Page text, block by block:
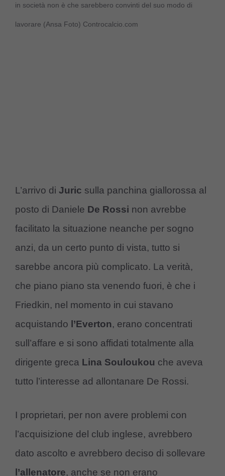
in società non è che sarebbero convinti del suo modo di
lavorare (Ansa Foto) Controcalcio.com
L’arrivo di Juric sulla panchina giallorossa al
posto di Daniele De Rossi non avrebbe
facilitato la situazione neanche per sogno
anzi, da un certo punto di vista, tutto si
sarebbe ancora più complicato. La verità,
che piano piano sta venendo fuori, è che i
Friedkin, nel momento in cui stavano
acquistando l’Everton, erano concentrati
sull’affare e si sono affidati totalmente alla
dirigente greca Lina Souloukou che aveva
tutto l’interesse ad allontanare De Rossi.
I proprietari, per non avere problemi con
l’acquisizione del club inglese, avrebbero
dato ascolto e avrebbero deciso di sollevare
l’allenatore, anche se non erano